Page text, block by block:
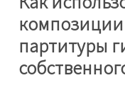
партитуры